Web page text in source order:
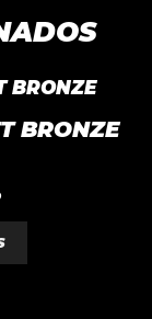
BRONZE